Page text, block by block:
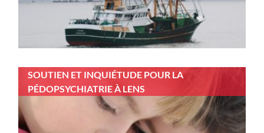
SOUTIEN ET INQUIÉTUDE POUR LA
PÉDOPSYCHIATRIE À LENS